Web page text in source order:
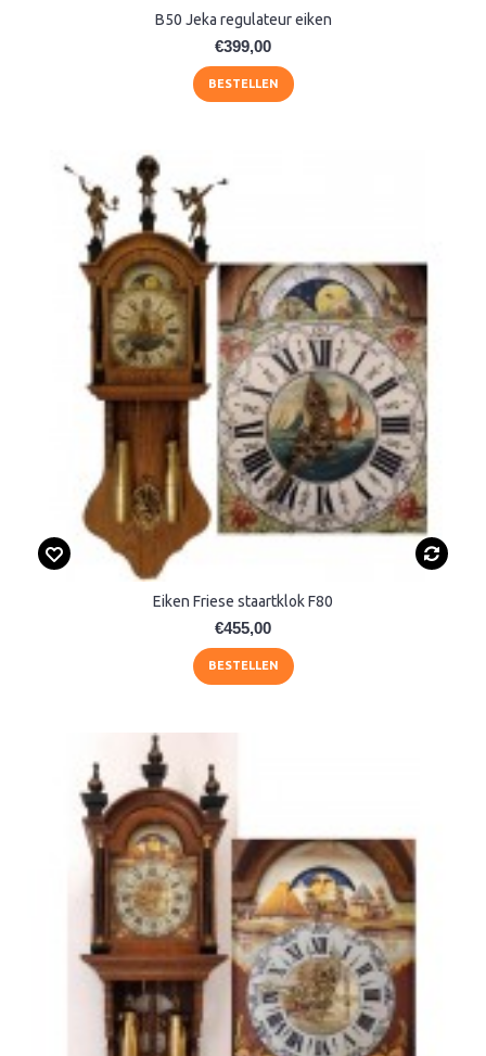
B50 Jeka regulateur eiken
€399,00
BESTELLEN
Eiken Friese staartklok F80
€455,00
BESTELLEN